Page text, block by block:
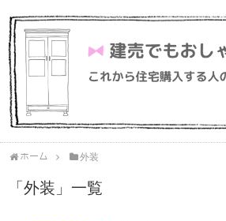
ホーム 外装
「 外装 」 一覧